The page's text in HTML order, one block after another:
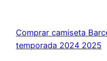
contenido
Comprar camiseta
temporada 2024 2025